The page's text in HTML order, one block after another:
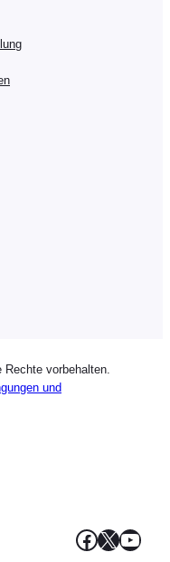
vorbehalten.
und
Facebook
X